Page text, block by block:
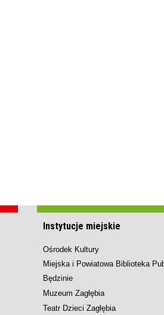
Instytucje miejskie
Ośrodek Kultury
Miejska i Powiatowa Biblioteka
Będzinie
Muzeum Zagłębia
Teatr Dzieci Zagłębia